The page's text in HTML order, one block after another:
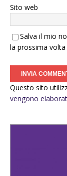
Sito web
Salva il mio
la prossima
Questo sito
vengono